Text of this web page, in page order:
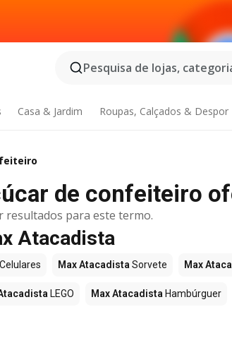
Pesquisa de lojas,
Casa & Jardim Roupas, Calçados & Despor
de confeiteiro
para este termo.
Atacadista
Celulares Max Atacadista Sorvete Max
LEGO Max Atacadista Hambúrguer